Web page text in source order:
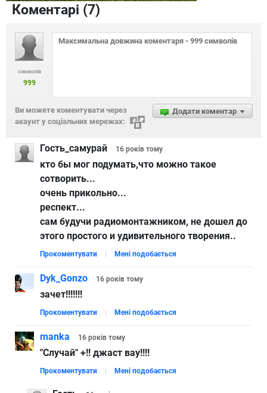
Коментарі (7)
символів
999
Додати коментар
Ви можете коментувати через
акаунт у соціальних мережах:
Гость_самурай 16 років тому
кто бы мог подумать,что можно такое
сотворить...
очень прикольно...
респект...
сам будучи радиомонтажником, не дошел до
этого простого и удивительного творения..
Прокоментувати Мені подобається
Dyk_Gonzo 16 років тому
зачет!!!!!!!
Прокоментувати Мені подобається
manka 16 років тому
"Случай" +!! джаст вау!!!!
Прокоментувати Мені подобається